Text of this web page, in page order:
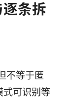
条拆
不等于匿
式可识别等